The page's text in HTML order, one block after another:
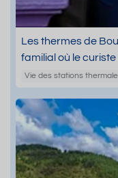
Les thermes de
familial où le
Vie des stations